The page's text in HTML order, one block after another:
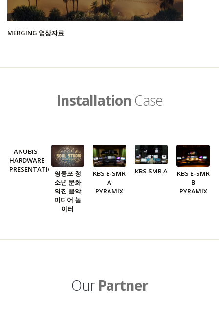
MERGING 영상자료
Installation Case
ANUBIS
HARDWARE
PRESENTATION
영등포 청
소년 문화
의집 음악
미디어 놀
이터
KBS E-SMR
A
PYRAMIX
KBS SMR A
KBS E-SMR
B
PYRAMIX
Our Partner